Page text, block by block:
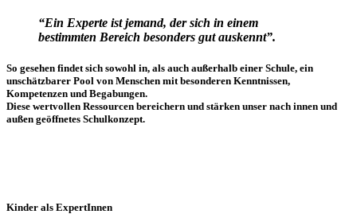
“Ein Experte ist jemand, der sich in einem
bestimmten Bereich besonders gut auskennt”.
So gesehen findet sich sowohl in, als auch außerhalb einer Schule, ein
unschätzbarer Pool von Menschen mit besonderen Kenntnissen,
Kompetenzen und Begabungen.
Diese wertvollen Ressourcen bereichern und stärken unser nach innen und
außen geöffnetes Schulkonzept.
Kinder als ExpertInnen